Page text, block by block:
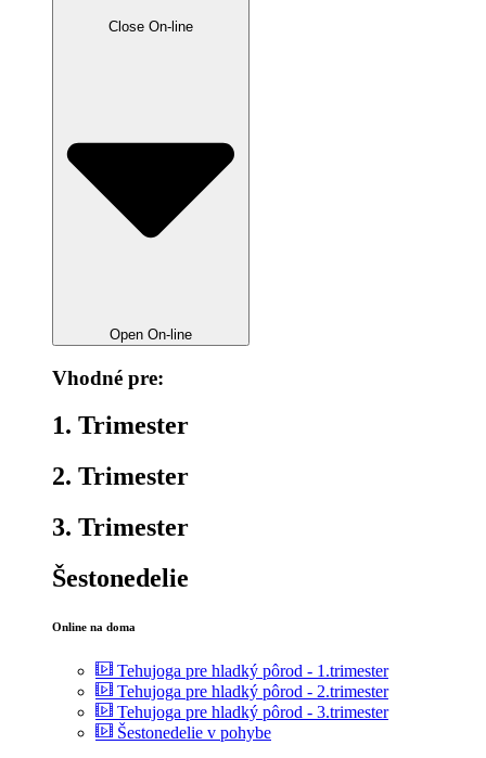
Close On-line
Open On-line
Vhodné pre:
1. Trimester
2. Trimester
3. Trimester
Šestonedelie
Online na doma
Tehujoga pre hladký pôrod - 1.trimester
Tehujoga pre hladký pôrod - 2.trimester
Tehujoga pre hladký pôrod - 3.trimester
Šestonedelie v pohybe